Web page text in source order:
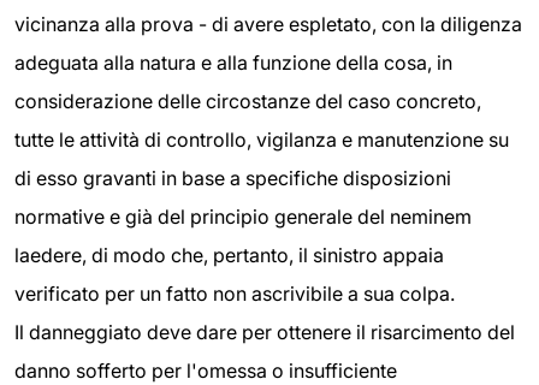
vicinanza alla prova - di avere espletato, con la diligenza
adeguata alla natura e alla funzione della cosa, in
considerazione delle circostanze del caso concreto,
tutte le attività di controllo, vigilanza e manutenzione su
di esso gravanti in base a specifiche disposizioni
normative e già del principio generale del neminem
laedere, di modo che, pertanto, il sinistro appaia
verificato per un fatto non ascrivibile a sua colpa.
Il danneggiato deve dare per ottenere il risarcimento del
danno sofferto per l'omessa o insufficiente